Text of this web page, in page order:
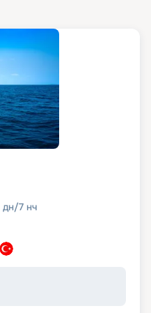
дн/7 нч